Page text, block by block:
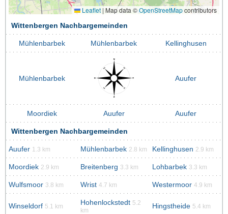
Leaflet | Map data ©OpenStreetMapcontributors
Wittenbergen Nachbargemeinden
Mühlenbarbek Mühlenbarbek Kellinghusen
Mühlenbarbek Auufer
Moordiek Auufer Auufer
Wittenbergen Nachbargemeinden
Auufer 1.3 km Mühlenbarbek 2.8 km Kellinghusen 2.9 km
Moordiek 2.9 km Breitenberg 3.3 km Lohbarbek 3.3 km
Wulfsmoor 3.8 km Wrist 4.7 km Westermoor 4.9 km
Winseldorf 5.1 km Hohenlockstedt 5.2
km
Hingstheide 5.4 km